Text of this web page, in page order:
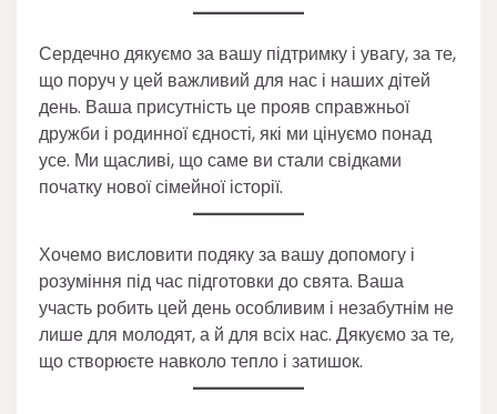
Сердечно дякуємо за вашу підтримку і увагу, за те,
що поруч у цей важливий для нас і наших дітей
день. Ваша присутність це прояв справжньої
дружби і родинної єдності, які ми цінуємо понад
усе. Ми щасливі, що саме ви стали свідками
початку нової сімейної історії.
Хочемо висловити подяку за вашу допомогу і
розуміння під час підготовки до свята. Ваша
участь робить цей день особливим і незабутнім не
лише для молодят, а й для всіх нас. Дякуємо за те,
що створюєте навколо тепло і затишок.